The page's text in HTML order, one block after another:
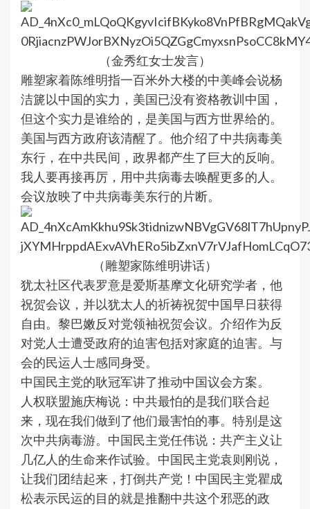
（金秀红女士发言）
雕塑家着陈维明指一百米外大楼的中美峰会说杨
洁篪以中国的实力，美国已没有资格教训中国，
但这个实力是谁给的，是美国与西方世界给的。
美国与西方政府该清醒了。他介绍了中共病毒美
东行，在中共民间，政界都产生了巨大的反响。
我人要再接再厉，用中共病毒去唤醒更多的人。
会议放映了中共病毒美东行的片断。
（雕塑家陈维明讲话）
犹太社区代表罗意是爱斯基摩文化研究学者，他
祝贺会议，并以犹太人的祈祷祝贺中国早日获得
自由。黎巴嫩反对党领袖祝贺会议。介绍作为反
对党人士遭受政府的迫害包括对家庭的迫害。与
会的民运人士感同身受。
中国民主党的耿冠军讲了推动中国议会方案。
人权联盟施庆梅说：中共最怕的是我们联合起
来，现在我们做到了他们最害怕的事。特别是这
次中共病毒游。中国民主党任伟说：共产主义让
几亿人的生命来作试验。中国民主党袁则刚说，
让我们团结起来，打倒共产党！中国民主党瞿成
松表示民运的目的就是推翻中共这个邪恶的政